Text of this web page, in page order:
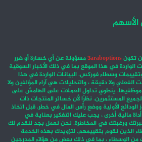
الأسهم
تكون3araboptionsمسؤولة عن أي خسارة أو ضرر
الواردة في هذا الموقع بما في ذلك الأخبار السوقية
وسطاء فوركس. البيانات الواردة في هذا
ولا دقيقة ، والتحليلات هي آراء المؤلفين ولا
موظفيها. ينطوي تداول العملات على الهامش على
المستثمرين. نظرًا لأن خسائر المنتجات ذات
الودائع الأولية ووضع رأس المال في خطر. قبل اتخاذ
مالية أخرى ، يجب عليك التفكير بعناية في
ورغبتك في المخاطرة. نحن نعمل بجد لنقدم لك
الذين نقوم بتقييمهم. لتزويدك بهذه الخدمة
من الوسطاء ، بما في ذلك بعض من هؤلاء المدرجين